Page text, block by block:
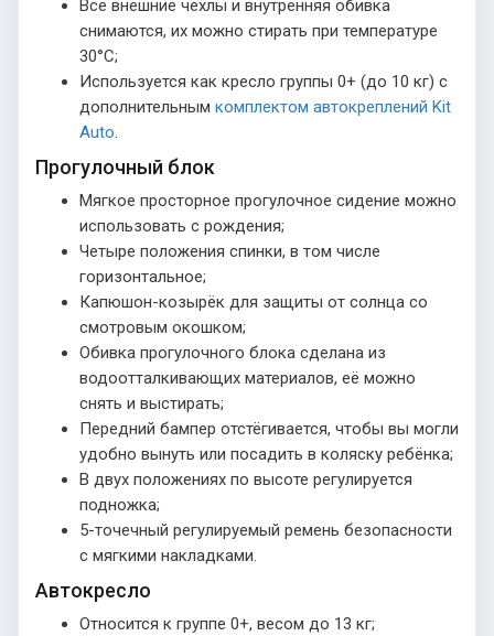
Все внешние чехлы и внутренняя обивка
снимаются, их можно стирать при температуре
30°С;
Используется как кресло группы 0+ (до 10 кг) с
дополнительным комплектом автокреплений Kit
Auto.
Прогулочный блок
Мягкое просторное прогулочное сидение можно
использовать с рождения;
Четыре положения спинки, в том числе
горизонтальное;
Капюшон-козырёк для защиты от солнца со
смотровым окошком;
Обивка прогулочного блока сделана из
водоотталкивающих материалов, её можно
снять и выстирать;
Передний бампер отстёгивается, чтобы вы могли
удобно вынуть или посадить в коляску ребёнка;
В двух положениях по высоте регулируется
подножка;
5-точечный регулируемый ремень безопасности
с мягкими накладками.
Автокресло
Относится к группе 0+, весом до 13 кг;